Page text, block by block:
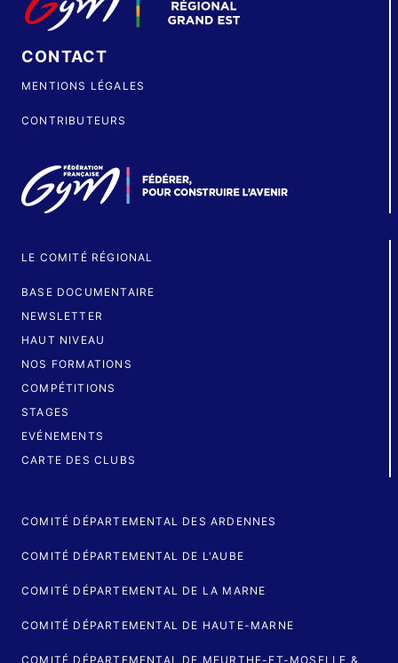
CONTACT
MENTIONS LÉGALES
CONTRIBUTEURS
LE COMITÉ RÉGIONAL
BASE DOCUMENTAIRE
NEWSLETTER
HAUT NIVEAU
NOS FORMATIONS
COMPÉTITIONS
STAGES
EVÉNEMENTS
CARTE DES CLUBS
COMITÉ DÉPARTEMENTAL DES ARDENNES
COMITÉ DÉPARTEMENTAL DE L'AUBE
COMITÉ DÉPARTEMENTAL DE LA MARNE
COMITÉ DÉPARTEMENTAL DE HAUTE-MARNE
COMITÉ DÉPARTEMENTAL DE MEURTHE-ET-MOSELLE &